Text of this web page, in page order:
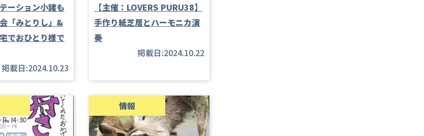
ーション小諸も
「みとりし」&
でおひとり様で
掲載日:2024.10.23
【主催：LOVERS PURU38】
手作り紙芝居とハーモニカ演
奏
掲載日:2024.10.22
情報